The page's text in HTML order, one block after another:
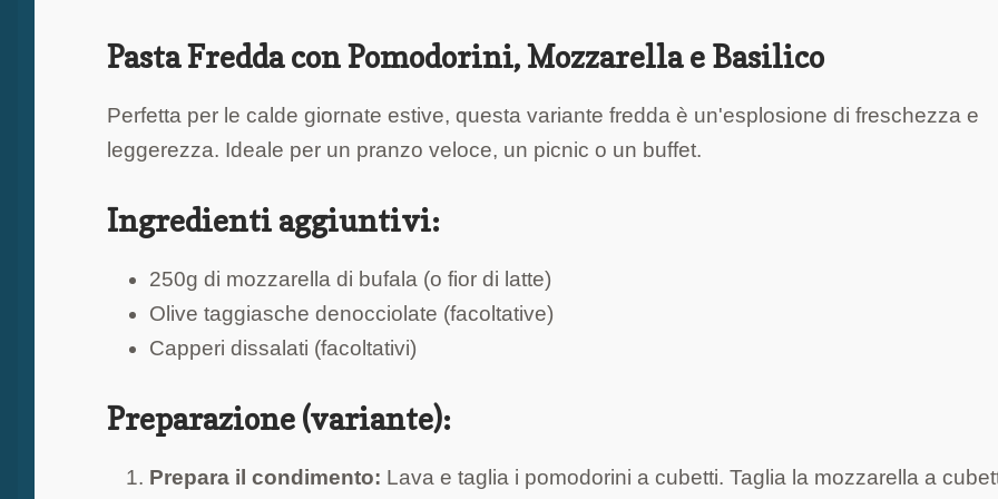
Pasta Fredda con Pomodorini, Mozzarella e Basilico
Perfetta per le calde giornate estive, questa variante fredda è un'esplosione di freschezza e
leggerezza. Ideale per un pranzo veloce, un picnic o un buffet.
Ingredienti aggiuntivi:
250g di mozzarella di bufala (o fior di latte)
Olive taggiasche denocciolate (facoltative)
Capperi dissalati (facoltativi)
Preparazione (variante):
Prepara il condimento: Lava e taglia i pomodorini a cubetti. Taglia la mozzarella a